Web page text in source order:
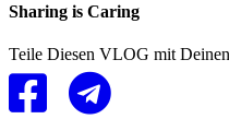
Sharing is Caring
Teile Diesen VLOG mit